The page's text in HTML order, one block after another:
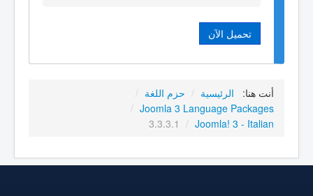
تحميل الآن
أنت هنا: الرئيسية / حزم اللغة /
Joomla 3 Language Packages
/
Joomla! 3 - Italian
/
3.3.3.1